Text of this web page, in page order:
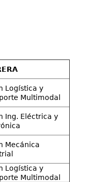
Logística y
Multimodal
Ing. Eléctrica y
Mecánica
Logística y
Multimodal